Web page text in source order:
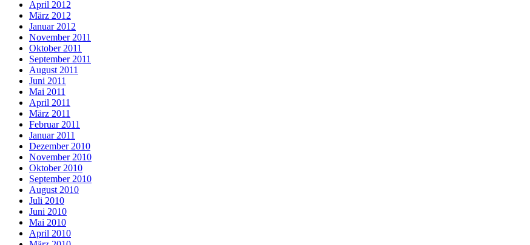
April 2012
März 2012
Januar 2012
November 2011
Oktober 2011
September 2011
August 2011
Juni 2011
Mai 2011
April 2011
März 2011
Februar 2011
Januar 2011
Dezember 2010
November 2010
Oktober 2010
September 2010
August 2010
Juli 2010
Juni 2010
Mai 2010
April 2010